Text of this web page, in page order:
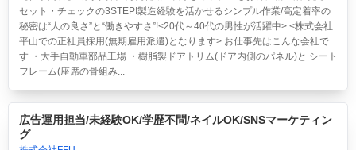
セット・チェックの3STEP!製造経験を活かせるシンプル作業/高定着率の
秘密は“人の良さ”と“働きやすさ”!<20代～40代の男性が活躍中> <株式会社
平山での正社員採用(無期雇用派遣)となります> お仕事先はこんな会社で
す ・大手自動車部品工場 ・樹脂製ドアトリム(ドア内側のパネル)と シート
フレーム(座席の骨組み...
広告運用担当/未経験OK/学歴不問/ネイルOK/SNSマーケティン
グ